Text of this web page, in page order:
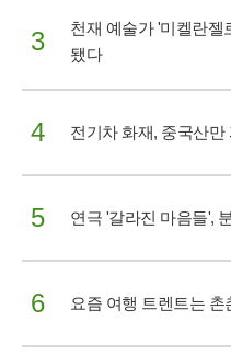
3
천재 예술가 '미켈란젤
됐다
4 전기차 화재, 중국산만
5 연극 '갈라진 마음들',
6 요즘 여행 트렌트는